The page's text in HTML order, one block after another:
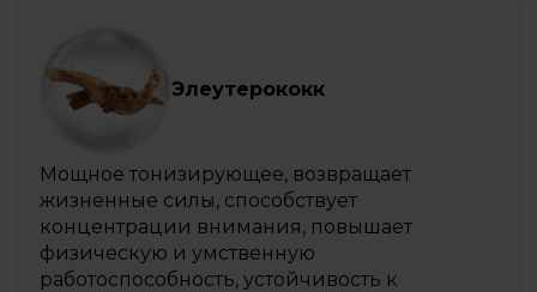
Элеутерококк
Мощное тонизирующее, возвращает
жизненные силы, способствует
концентрации внимания, повышает
физическую и умственную
работоспособность, устойчивость к